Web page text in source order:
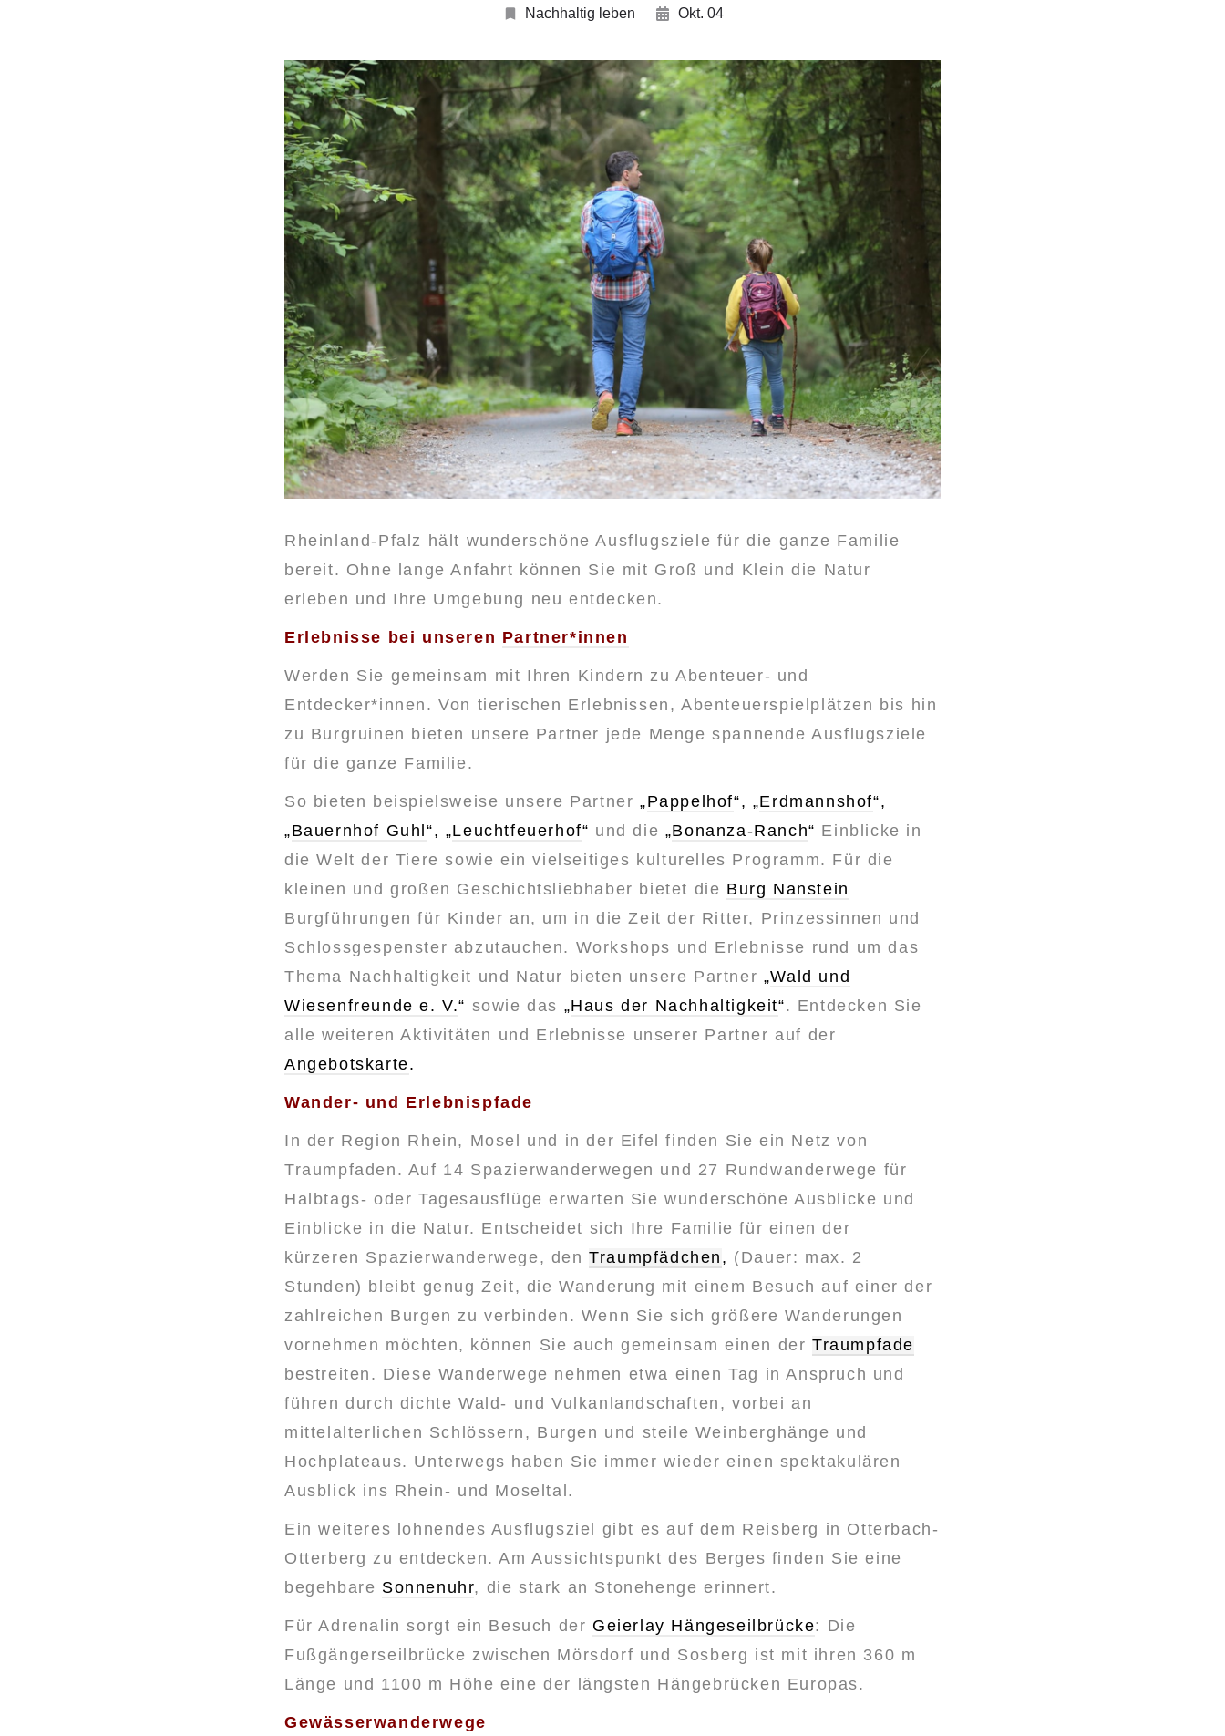
Nachhaltig leben Okt. 04
Rheinland-Pfalz hält wunderschöne Ausflugsziele für die ganze Familie
bereit. Ohne lange Anfahrt können Sie mit Groß und Klein die Natur
erleben und Ihre Umgebung neu entdecken.
Erlebnisse bei unseren Partner*innen
Werden Sie gemeinsam mit Ihren Kindern zu Abenteuer- und
Entdecker*innen. Von tierischen Erlebnissen, Abenteuerspielplätzen bis hin
zu Burgruinen bieten unsere Partner jede Menge spannende Ausflugsziele
für die ganze Familie.
So bieten beispielsweise unsere Partner „Pappelhof“, „Erdmannshof“,
„Bauernhof Guhl“, „Leuchtfeuerhof“ und die „Bonanza-Ranch“ Einblicke in
die Welt der Tiere sowie ein vielseitiges kulturelles Programm. Für die
kleinen und großen Geschichtsliebhaber bietet die Burg Nanstein
Burgführungen für Kinder an, um in die Zeit der Ritter, Prinzessinnen und
Schlossgespenster abzutauchen. Workshops und Erlebnisse rund um das
Thema Nachhaltigkeit und Natur bieten unsere Partner „Wald und
Wiesenfreunde e. V.“ sowie das „Haus der Nachhaltigkeit“. Entdecken Sie
alle weiteren Aktivitäten und Erlebnisse unserer Partner auf der
Angebotskarte.
Wander- und Erlebnispfade
In der Region Rhein, Mosel und in der Eifel finden Sie ein Netz von
Traumpfaden. Auf 14 Spazierwanderwegen und 27 Rundwanderwege für
Halbtags- oder Tagesausflüge erwarten Sie wunderschöne Ausblicke und
Einblicke in die Natur. Entscheidet sich Ihre Familie für einen der
kürzeren Spazierwanderwege, den Traumpfädchen , (Dauer: max. 2
Stunden) bleibt genug Zeit, die Wanderung mit einem Besuch auf einer der
zahlreichen Burgen zu verbinden. Wenn Sie sich größere Wanderungen
vornehmen möchten, können Sie auch gemeinsam einen der Traumpfade
bestreiten. Diese Wanderwege nehmen etwa einen Tag in Anspruch und
führen durch dichte Wald- und Vulkanlandschaften, vorbei an
mittelalterlichen Schlössern, Burgen und steile Weinberghänge und
Hochplateaus. Unterwegs haben Sie immer wieder einen spektakulären
Ausblick ins Rhein- und Moseltal.
Ein weiteres lohnendes Ausflugsziel gibt es auf dem Reisberg in Otterbach-
Otterberg zu entdecken. Am Aussichtspunkt des Berges finden Sie eine
begehbare Sonnenuhr, die stark an Stonehenge erinnert.
Für Adrenalin sorgt ein Besuch der Geierlay Hängeseilbrücke: Die
Fußgängerseilbrücke zwischen Mörsdorf und Sosberg ist mit ihren 360 m
Länge und 1100 m Höhe eine der längsten Hängebrücken Europas.
Gewässerwanderwege